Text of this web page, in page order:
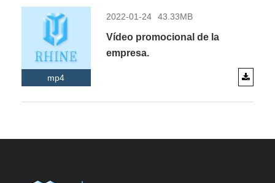
mp4
2022-01-24 43.33MB
Vídeo promocional de la
empresa.